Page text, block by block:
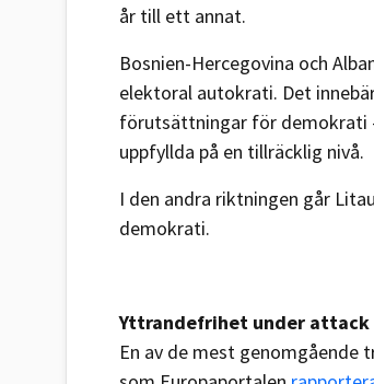
år till ett annat.
Bosnien-Hercegovina och
elektoral autokrati. Det
förutsättningar för demokrati
uppfyllda på en tillräcklig nivå.
I den andra riktningen går
demokrati.
Yttrandefrihet under attack
En av de mest genomgående